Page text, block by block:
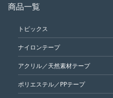
商品一覧
トピックス
ナイロンテープ
アクリル／天然素材テープ
ポリエステル／PPテープ